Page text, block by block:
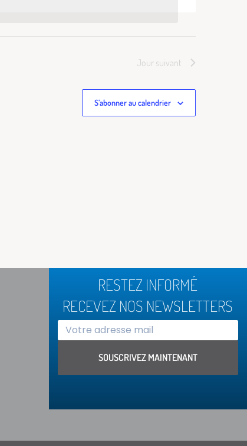
Jour suivant
S’abonner au calendrier
RESTEZ INFORMÉ
RECEVEZ NOS NEWSLETTERS
SOUSCRIVEZ MAINTENANT